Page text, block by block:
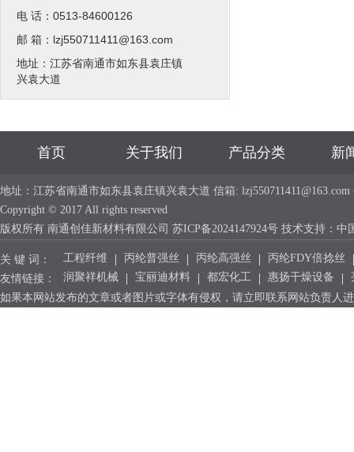
电 话：0513-84600126
邮 箱：lzj550711411@163.com
地址：江苏省南通市如东县袁庄镇
兴袁大道
首页 关于我们 产品分类 新
地址：江苏省南通市如东县袁庄镇兴袁大道 信箱: lzj550711411@163.com
Copyright © 2017 All rights reserved
版权所有 南通创佳新材料有限公司 苏ICP备2024147924号 技术支持： 中
关 键 词： 工程纤维 丙纶普强丝 丙纶高强丝
丙纶FDY倍捻丝
友情链接：
润聚祥机械 宝丽迪材料 都宏化工 惠扬干燥设备
如果本网站发布的文章或者图片或字体有侵权，请立即联系网站负责人